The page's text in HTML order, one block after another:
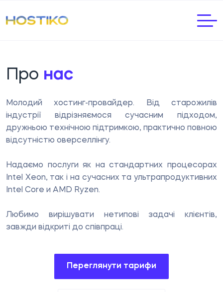
Про нас
Молодий хостинг-провайдер. Від старожилів
індустрії відрізняємося сучасним підходом,
дружньою технічною підтримкою, практично повною
відсутністю оверселлінгу.
Надаємо послуги як на стандартних процесорах
Intel Xeon, так і на сучасних та ультрапродуктивних
Intel Core и AMD Ryzen.
Любимо вирішувати нетипові задачі клієнтів,
завжди відкриті до співпраці.
Переглянути тарифи